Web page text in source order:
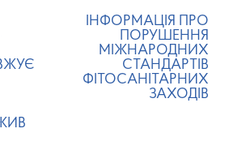
ІНФОРМАЦІЯ ПРО
ПОРУШЕННЯ
МІЖНАРОДНИХ
СТАНДАРТІВ
ФІТОСАНІТАРНИХ
ЗАХОДІВ